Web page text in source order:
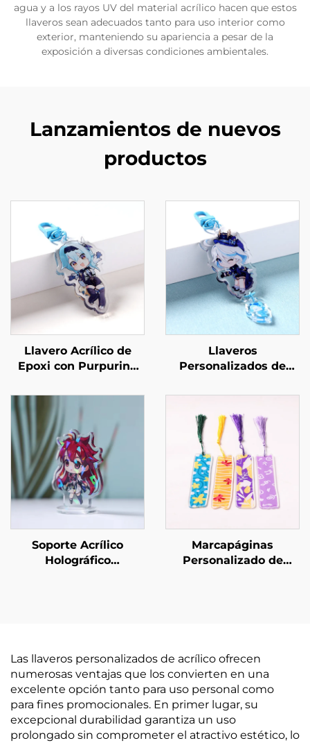
agua y a los rayos UV del material acrílico hacen que estos
llaveros sean adecuados tanto para uso interior como
exterior, manteniendo su apariencia a pesar de la
exposición a diversas condiciones ambientales.
Lanzamientos de nuevos
productos
Llavero Acrílico de
Epoxi con Purpurina
Llaveros
Personalizados de
Soporte Acrílico
Holográfico
Marcapáginas
Personalizado de
Las llaveros personalizados de acrílico ofrecen
numerosas ventajas que los convierten en una
excelente opción tanto para uso personal como
para fines promocionales. En primer lugar, su
excepcional durabilidad garantiza un uso
prolongado sin comprometer el atractivo estético, lo